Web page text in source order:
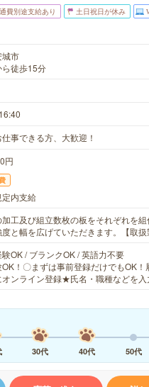
費別途支給あり 土日祝日が休み
城市
徒歩15分
事できる方、大歓迎！
円
内支給
工及び組立数枚の板をそれぞれを組
度と幅を広げていただきます。【取
OK / ブランクOK / 英語力不要
！〇まずは事前登録だけでもOK！
オンライン登録★氏名・職種などを
30代 40代 50代